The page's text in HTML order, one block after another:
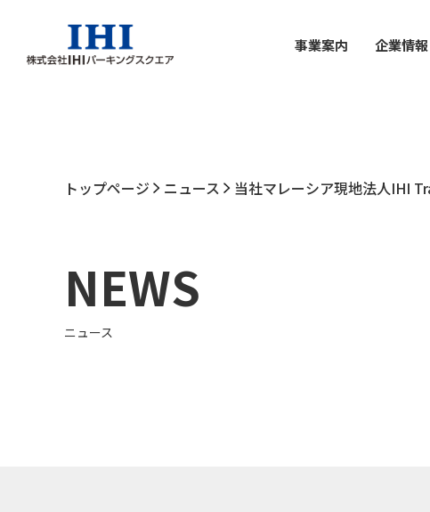
事業案内 企業情報
トップページ ニュース 当社マレーシア現地法人IHI
NEWS
ニュース